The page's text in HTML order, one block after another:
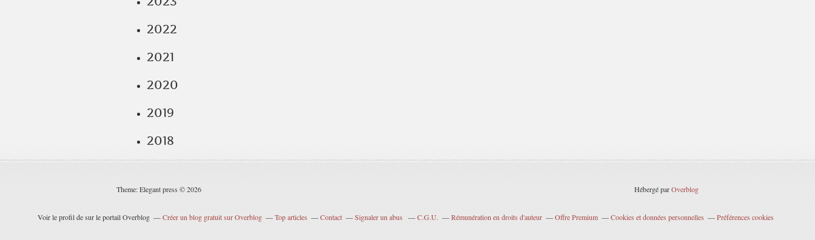
2022
2021
2020
2019
2018
Theme: Elegant press © 2026 Hébergé parOverblog
Voir le profil desur le portail Overblog Créer un blog gratuit sur Overblog Top articles Contact Signaler un abus C.G.U. Rémunération en droits d'auteur Offre Premium Cookies et données personnelles Préférences cookies